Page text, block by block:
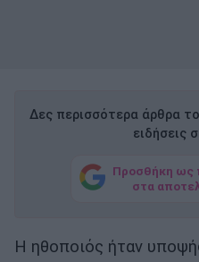
Δες περισσότερα άρθρα
ειδήσεις
Προσθήκη ως
στα
Η ηθοποιός ήταν